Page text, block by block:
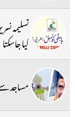
تسلیمہ
کیا جاسکتا
مساجد سے